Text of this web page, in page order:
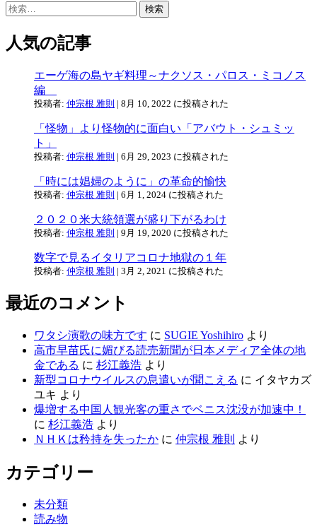
検
人気の記事
エーゲ海の島ヤギ料理～ナクソス・パロス・ミコノス
編
投稿者: 仲宗根 雅則 | 8月 10, 2022 に投稿された
「怪物」より怪物的に面白い「アバウト・シュミッ
ト」
投稿者: 仲宗根 雅則 | 6月 29, 2023 に投稿された
「時には娼婦のように」の革命的愉快
投稿者: 仲宗根 雅則 | 6月 1, 2024 に投稿された
２０２０米大統領選が盛り下がるわけ
投稿者: 仲宗根 雅則 | 9月 19, 2020 に投稿された
数字で見るイタリアコロナ地獄の１年
投稿者: 仲宗根 雅則 | 3月 2, 2021 に投稿された
最近のコメント
ワタシ演歌の味方です に SUGIE Yoshihiro より
高市早苗氏に媚びる読売新聞が日本メディア全体の地
金である に 杉江義浩 より
新型コロナウイルスの息遣いが聞こえる に イタヤカズ
ユキ より
爆増する中国人観光客の重さでベニス沈没が加速中！
に 杉江義浩 より
ＮＨＫは矜持を失ったか に 仲宗根 雅則 より
カテゴリー
未分類
読み物